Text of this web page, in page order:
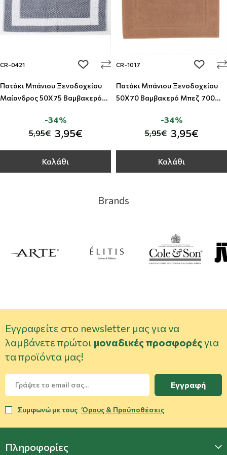
CR-0421 add to wishlist
Πατάκι Μπάνιου Ξενοδοχείου
Μαίανδρος 50Χ75 Βαμβακερό
5,95€ 3,95€
-34%
Καλάθι
CR-1017 add to
Πατάκι Μπάνιου Ξενοδοχείου
50Χ70 Βαμβακερό Μπεζ 700
5,95€ 3,95€
-34%
Καλάθι
Brands
Εγγραφείτε στο newsletter μας για να
λαμβάνετε πρώτοι μοναδικές προσφορές για
τα προϊόντα μας!
Εγγραφή
Συμφωνώ με τους Όρους & Προϋποθέσεις
Πληροφορίες